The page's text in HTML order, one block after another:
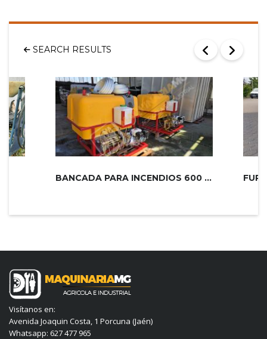
SEARCH RESULTS
BANCADA PARA INCENDIOS 600 LITROS
Visítanos en:
Avenida Joaquin Costa, 1 Porcuna (Jaén)
Whatsapp: 627 477 965